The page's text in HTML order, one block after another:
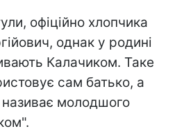
офіційно хлопчика
однак у родині
Калачиком. Таке
сам батько, а
молодшого